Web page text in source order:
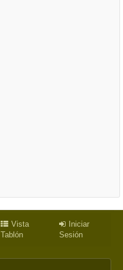
Vista
Tablón
Iniciar
Sesión